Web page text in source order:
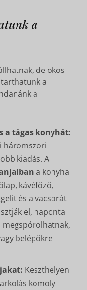
a
de okos
a
a
a tágas konyhát:
háromszori
kiadás. A
a konyha
kávéfőző,
és a vacsorát
el, naponta
megspórolhatnak,
belépőkre
Keszthelyen
komoly